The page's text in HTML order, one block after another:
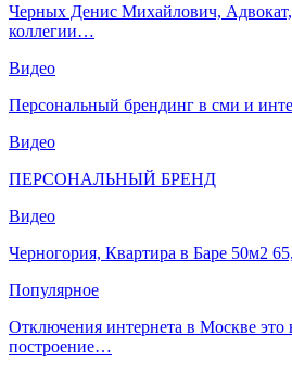
Черных Денис Михайлович, Адвокат,
коллегии…
Видео
Персональный брендинг в сми и
Видео
ПЕРСОНАЛЬНЫЙ БРЕНД
Видео
Черногория, Квартира в Баре 50м2
Популярное
Отключения интернета в Москве это
построение…